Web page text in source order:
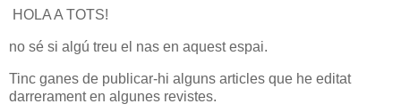
HOLA A TOTS!
no sé si algú treu el nas en aquest espai.
Tinc ganes de publicar-hi alguns articles que he editat
darrerament en algunes revistes.